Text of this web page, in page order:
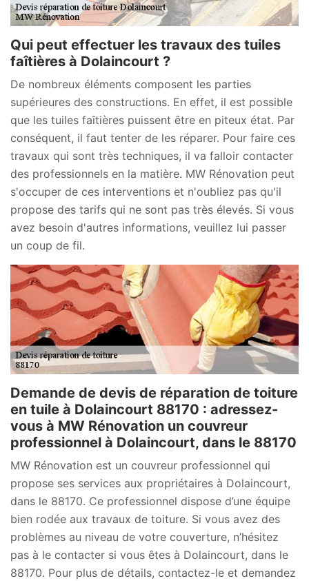
Qui peut effectuer les travaux des tuiles
faîtières à Dolaincourt ?
De nombreux éléments composent les parties
supérieures des constructions. En effet, il est possible
que les tuiles faîtières puissent être en piteux état. Par
conséquent, il faut tenter de les réparer. Pour faire ces
travaux qui sont très techniques, il va falloir contacter
des professionnels en la matière. MW Rénovation peut
s'occuper de ces interventions et n'oubliez pas qu'il
propose des tarifs qui ne sont pas très élevés. Si vous
avez besoin d'autres informations, veuillez lui passer
un coup de fil.
Demande de devis de réparation de toiture
en tuile à Dolaincourt 88170 : adressez-
vous à MW Rénovation un couvreur
professionnel à Dolaincourt, dans le 88170
MW Rénovation est un couvreur professionnel qui
propose ses services aux propriétaires à Dolaincourt,
dans le 88170. Ce professionnel dispose d’une équipe
bien rodée aux travaux de toiture. Si vous avez des
problèmes au niveau de votre couverture, n’hésitez
pas à le contacter si vous êtes à Dolaincourt, dans le
88170. Pour plus de détails, contactez-le et demandez